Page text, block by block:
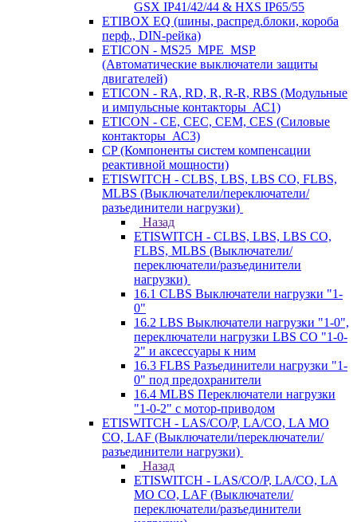
GSX IP41/42/44 & HXS IP65/55
ETIBOX EQ (шины, распред.блоки, короба
перф., DIN-рейка)
ETICON - MS25_MPE_MSP
(Автоматические выключатели защиты
двигателей)
ETICON - RA, RD, R, R-R, RBS (Модульные
и импульсные контакторы_АС1)
ETICON - CE, CEC, CEM, CES (Силовые
контакторы_АС3)
CP (Компоненты систем компенсации
реактивной мощности)
ETISWITCH - CLBS, LBS, LBS CO, FLBS,
MLBS (Выключатели/переключатели/
разъединители нагрузки)
Назад
ETISWITCH - CLBS, LBS, LBS CO,
FLBS, MLBS (Выключатели/
переключатели/разъединители
нагрузки)
16.1 CLBS Выключатели нагрузки "1-
0"
16.2 LBS Выключатели нагрузки "1-0",
переключатели нагрузки LBS CO "1-0-
2" и аксессуары к ним
16.3 FLBS Разъединители нагрузки "1-
0" под предохранители
16.4 MLBS Переключатели нагрузки
"1-0-2" с мотор-приводом
ETISWITCH - LAS/CO/P, LA/CO, LA MO
CO, LAF (Выключатели/переключатели/
разъединители нагрузки)
Назад
ETISWITCH - LAS/CO/P, LA/CO, LA
MO CO, LAF (Выключатели/
переключатели/разъединители